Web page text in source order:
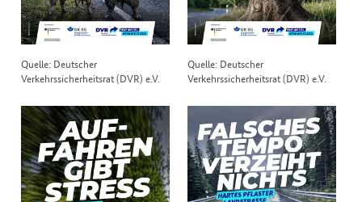
Quelle: Deutscher
Verkehrssicherheitsrat (DVR) e.V.
Quelle: Deutscher
Verkehrssicherheitsrat (DVR) e.V.